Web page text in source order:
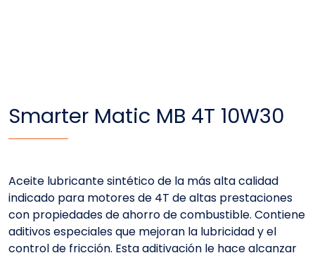
Smarter Matic MB 4T 10W30
Aceite lubricante sintético de la más alta calidad
indicado para motores de 4T de altas prestaciones
con propiedades de ahorro de combustible. Contiene
aditivos especiales que mejoran la lubricidad y el
control de fricción. Esta aditivación le hace alcanzar